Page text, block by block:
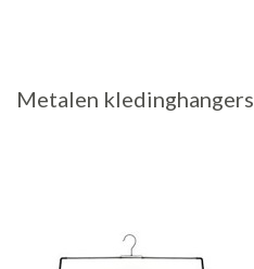
Metalen kledinghangers